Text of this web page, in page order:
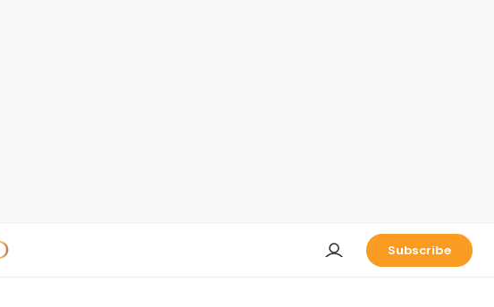
Subscribe